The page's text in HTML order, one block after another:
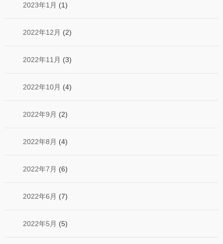
2023年1月 (1)
2022年12月 (2)
2022年11月 (3)
2022年10月 (4)
2022年9月 (2)
2022年8月 (4)
2022年7月 (6)
2022年6月 (7)
2022年5月 (5)